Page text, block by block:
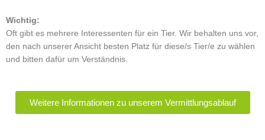
Wichtig:
Oft gibt es mehrere Interessenten für ein Tier. Wir behalten uns vor,
den nach unserer Ansicht besten Platz für diese/s Tier/e zu wählen
und bitten dafür um Verständnis.
Weitere Informationen zu unserem Vermittlungsablauf